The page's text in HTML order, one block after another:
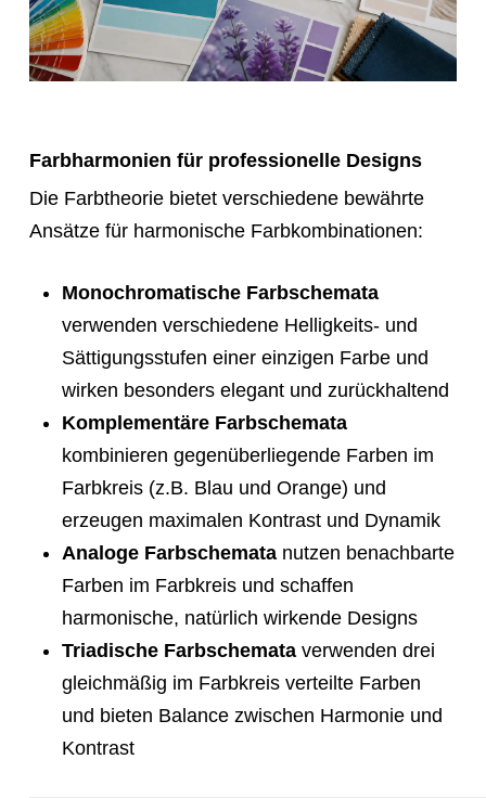
Farbharmonien für professionelle Designs
Die Farbtheorie bietet verschiedene bewährte
Ansätze für harmonische Farbkombinationen:
Monochromatische Farbschemata
verwenden verschiedene Helligkeits- und
Sättigungsstufen einer einzigen Farbe und
wirken besonders elegant und zurückhaltend
Komplementäre Farbschemata
kombinieren gegenüberliegende Farben im
Farbkreis (z.B. Blau und Orange) und
erzeugen maximalen Kontrast und Dynamik
Analoge Farbschematanutzen benachbarte
Farben im Farbkreis und schaffen
harmonische, natürlich wirkende Designs
Triadische Farbschemataverwenden drei
gleichmäßig im Farbkreis verteilte Farben
und bieten Balance zwischen Harmonie und
Kontrast